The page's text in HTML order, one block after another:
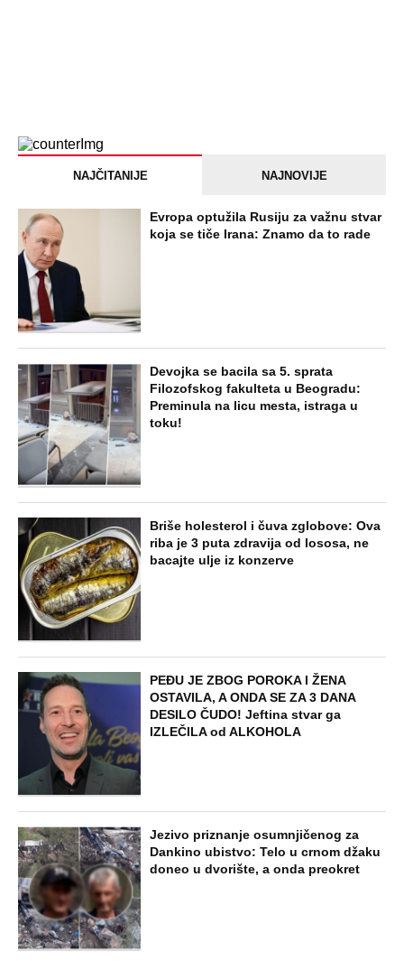
NAJČITANIJE NAJNOVIJE
Evropa optužila Rusiju za važnu stvar
koja se tiče Irana: Znamo da to rade
Devojka se bacila sa 5. sprata
Filozofskog fakulteta u Beogradu:
Preminula na licu mesta, istraga u
toku!
Briše holesterol i čuva zglobove: Ova
riba je 3 puta zdravija od lososa, ne
bacajte ulje iz konzerve
PEĐU JE ZBOG POROKA I ŽENA
OSTAVILA, A ONDA SE ZA 3 DANA
DESILO ČUDO! Jeftina stvar ga
IZLEČILA od ALKOHOLA
Jezivo priznanje osumnjičenog za
Dankino ubistvo: Telo u crnom džaku
doneo u dvorište, a onda preokret